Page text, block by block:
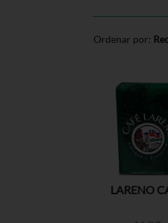
Ordenar por:
LARENO